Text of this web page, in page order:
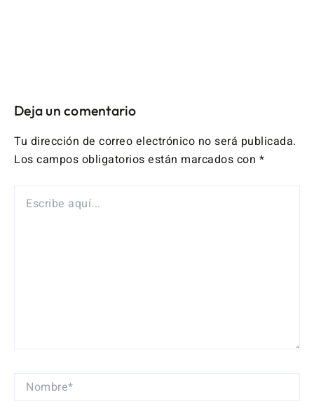
Deja un comentario
Tu dirección de correo electrónico no será publicada.
Los campos obligatorios están marcados con *
AQUÍ...
NOMBRE*